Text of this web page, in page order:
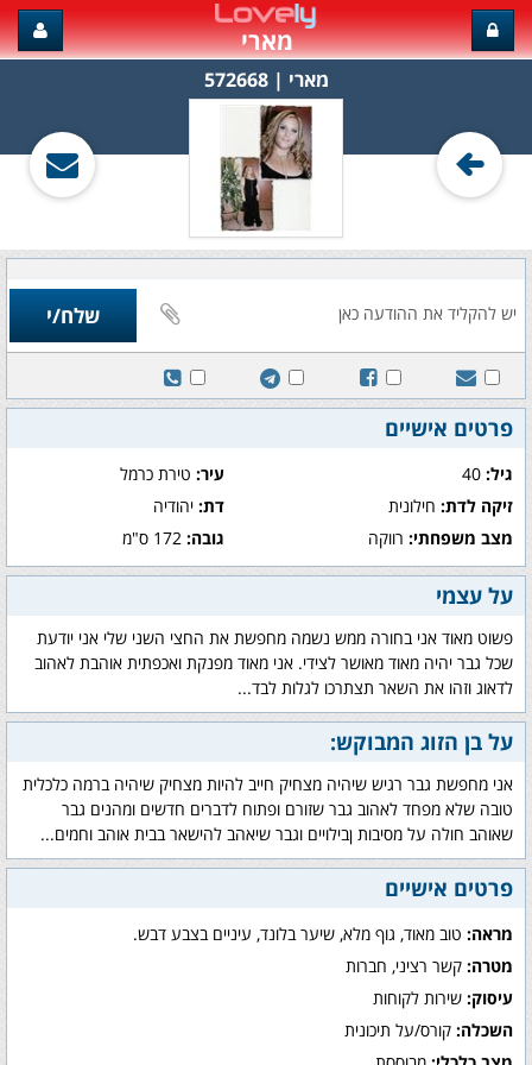
מארי
מארי‏ | 572668
פרטים אישיים
גיל: עיר:טירת כרמל
זיקה לדת: חילונית דת:יהודיה
מצב משפחתי: רווקה גובה:172 ס"מ
על עצמי
פשוט מאוד אני בחורה ממש נשמה מחפשת את החצי השני שלי אני יודעת
שכל גבר יהיה מאוד מאושר לצידי. אני מאוד מפנקת ואכפתית אוהבת לאהוב
לדאוג וזהו את השאר תצתרכו לגלות לבד...
על בן הזוג המבוקש:
אני מחפשת גבר רגיש שיהיה מצחיק חייב להיות מצחיק שיהיה ברמה כלכלית
טובה שלא מפחד לאהוב גבר שזורם ופתוח לדברים חדשים ומהנים גבר
שאוהב חולה על מסיבות ןבילויים וגבר שיאהב להישאר בבית אוהב וחמים...
פרטים אישיים
מראה: טוב מאוד, גוף מלא, שיער בלונד, עיניים בצבע דבש.
מטרה: קשר רציני, חברות
עיסוק: שירות לקוחות
השכלה: קורס/על תיכונית